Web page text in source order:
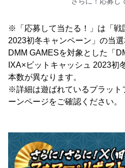
※「応募して当たる！」は「戦
2023初冬キャンペーン」の当選
DMM GAMESを対象とした「
IXA×ビットキャッシュ 2023初
本数が異なります。
※詳細は遊ばれているプラット
ーンページをご確認ください。